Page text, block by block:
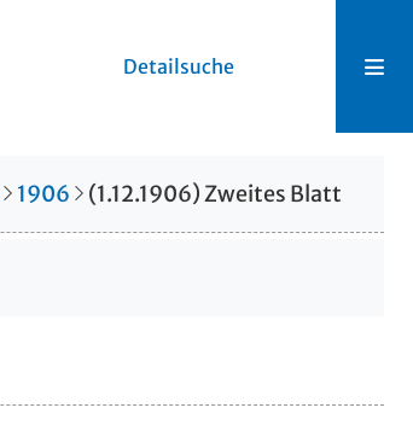
Detailsuche
1906 (1.12.1906) Zweites Blatt